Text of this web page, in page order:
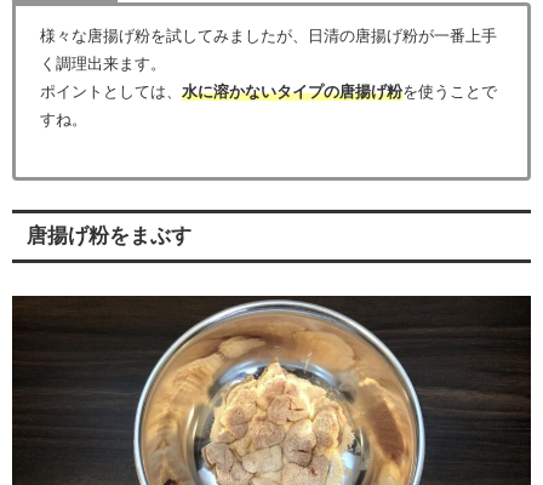
様々な唐揚げ粉を試してみましたが、日清の唐揚げ粉が一番上手
く調理出来ます。
ポイントとしては、 水に溶かないタイプの唐揚げ粉を使うことで
すね。
唐揚げ粉をまぶす